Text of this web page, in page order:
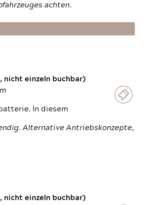
achten.
nicht einzeln buchbar)
In diesem
Alternative Antriebskonzepte,
nicht einzeln buchbar)